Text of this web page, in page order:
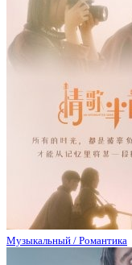
Музыкальный / Романтика